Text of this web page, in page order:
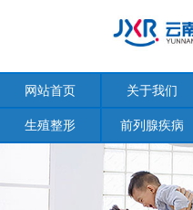
网站首页 关于我们
生殖整形 前列腺疾病